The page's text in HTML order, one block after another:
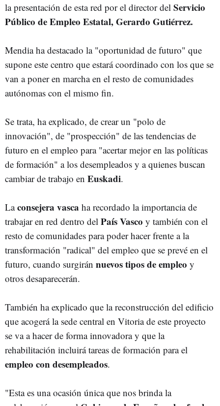
la presentación de esta red por el director del Servicio
Público de Empleo Estatal, Gerardo Gutiérrez.
Mendia ha destacado la "oportunidad de futuro" que
supone este centro que estará coordinado con los que se
van a poner en marcha en el resto de comunidades
autónomas con el mismo fin.
Se trata, ha explicado, de crear un "polo de
innovación", de "prospección" de las tendencias de
futuro en el empleo para "acertar mejor en las políticas
de formación" a los desempleados y a quienes buscan
cambiar de trabajo en Euskadi.
Laconsejera vasca ha recordado la importancia de
trabajar en red dentro del País Vasco y también con el
resto de comunidades para poder hacer frente a la
transformación "radical" del empleo que se prevé en el
futuro, cuando surgirán nuevos tipos de empleo y
otros desaparecerán.
También ha explicado que la reconstrucción del edificio
que acogerá la sede central en Vitoria de este proyecto
se va a hacer de forma innovadora y que la
rehabilitación incluirá tareas de formación para el
empleo con desempleados.
"Esta es una ocasión única que nos brinda la